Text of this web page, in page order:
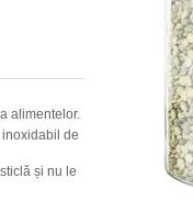
alimentelor.
de
și nu le